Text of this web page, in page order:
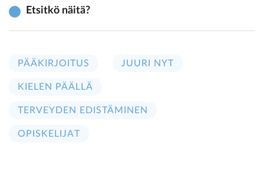
Etsitkö näitä?
PÄÄKIRJOITUS JUURI NYT
KIELEN PÄÄLLÄ
TERVEYDEN EDISTÄMINEN
OPISKELIJAT